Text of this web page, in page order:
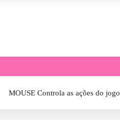
MOUSE Controla as ações do jogo